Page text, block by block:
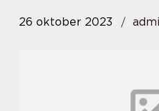
26 oktober 2023